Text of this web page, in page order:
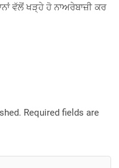
ਵੱਲੋਂ ਖੜ੍ਹੇ ਹੋ ਨਾਅਰੇਬਾਜ਼ੀ ਕਰ
Required fields are